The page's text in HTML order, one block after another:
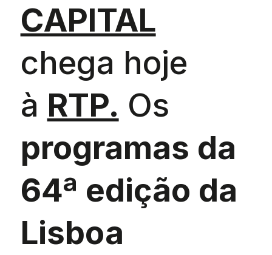
CAPITAL
chega hoje
à RTP. Os
programas da
64ª edição da
Lisboa